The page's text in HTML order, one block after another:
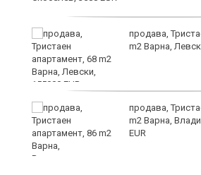
продава,
m2 Варна,
продава,
m2 Варна,
EUR